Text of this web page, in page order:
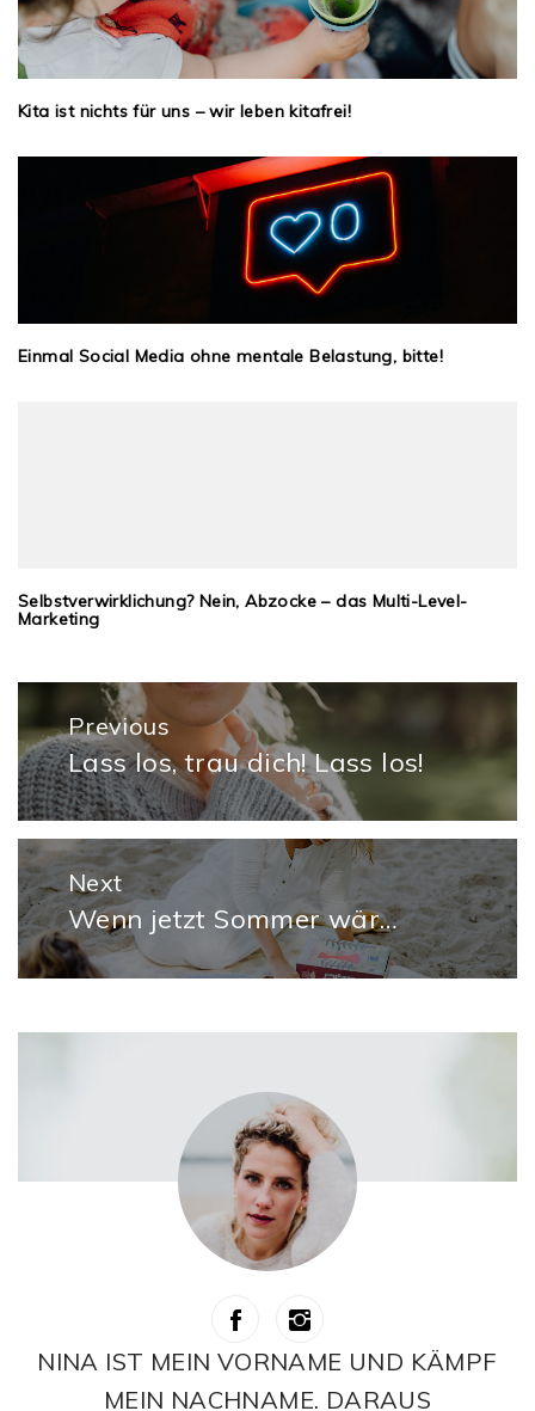
Kita ist nichts für uns – wir leben kitafrei!
Einmal Social Media ohne mentale Belastung, bitte!
Selbstverwirklichung? Nein, Abzocke – das Multi-Level-
Marketing
Beitragsnavigation
Previous
Previous
post:
Lass los, trau dich! Lass los!
Next
Next
post:
Wenn jetzt Sommer wär…
NINA IST MEIN VORNAME UND KÄMPF
MEIN NACHNAME. DARAUS